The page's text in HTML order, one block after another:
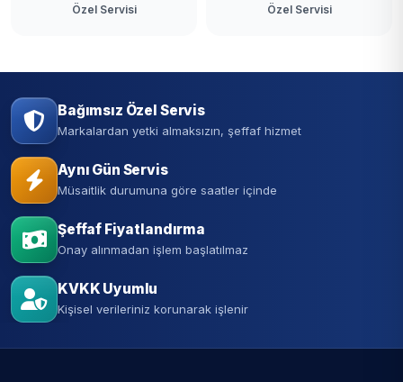
Özel Servisi Özel Servisi
Bağımsız Özel Servis
Markalardan yetki almaksızın, şeffaf hizmet
Aynı Gün Servis
Müsaitlik durumuna göre saatler içinde
Şeffaf Fiyatlandırma
Onay alınmadan işlem başlatılmaz
KVKK Uyumlu
Kişisel verileriniz korunarak işlenir